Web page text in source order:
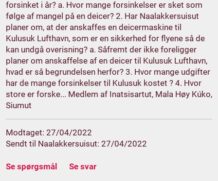
forsinket i år? a. Hvor mange forsinkelser er sket som
følge af mangel på en deicer? 2. Har Naalakkersuisut
planer om, at der anskaffes en deicermaskine til
Kulusuk Lufthavn, som er en sikkerhed for flyene så de
kan undgå overisning? a. Såfremt der ikke foreligger
planer om anskaffelse af en deicer til Kulusuk Lufthavn,
hvad er så begrundelsen herfor? 3. Hvor mange udgifter
har de mange forsinkelser til Kulusuk kostet ? 4. Hvor
store er forske... Medlem af Inatsisartut, Mala Høy Kúko,
Siumut
Modtaget: 27/04/2022
Sendt til Naalakkersuisut: 27/04/2022
Se spørgsmål Se svar